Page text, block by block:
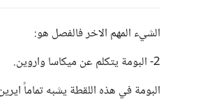
الشيء المهم الاخر فالفصل هو:
2- البومة يتكلم عن ميكاسا واروين.
البومة في هذه اللقطة يشبه تماماً